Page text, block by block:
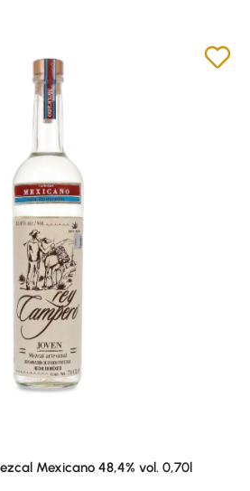
Mexicano 48,4% vol. 0,70l